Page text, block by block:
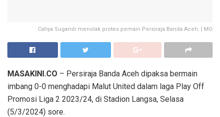
Cahya Sugandi menolak protes pemain Persiraja Banda Aceh. | MO
MASAKINI.CO – Persiraja Banda Aceh dipaksa bermain
imbang 0-0 menghadapi Malut United dalam laga Play Off
Promosi Liga 2 2023/24, di Stadion Langsa, Selasa
(5/3/2024) sore.